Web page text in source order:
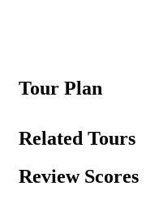
Tour Plan
Related Tours
Review Scores